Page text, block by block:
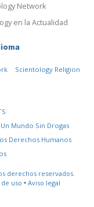
Network
en la Actualidad
Scientology Religion
Mundo Sin Drogas
Derechos Humanos
derechos reservados.
uso • Aviso legal